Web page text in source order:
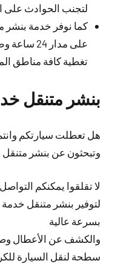
لتجنب الحوادث على
كما نوفر خدمة
على مدار
تغطية كافة مناطق
بنشر متنقل
هل تعطلت سيارتكم
وتبحثون عن بنشر
لا تقلقوا يمكنكم
لتوفير بنشر متنقل
بسرعة عالية
والكشف عن الأعطال
سطحة لنقل السيارة